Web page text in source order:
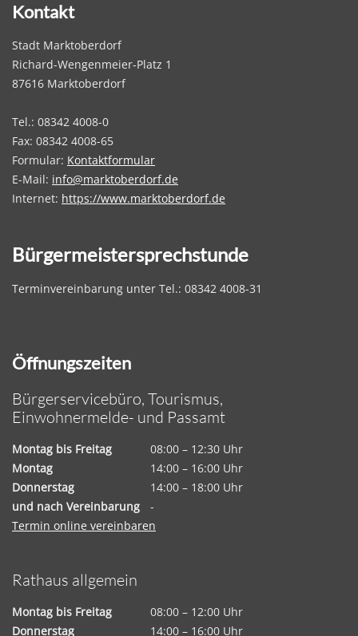
Kontakt
Stadt Marktoberdorf
Richard-Wengenmeier-Platz 1
87616 Marktoberdorf
Tel.: 08342 4008-0
Fax: 08342 4008-65
Formular: Kontaktformular
E-Mail: info@marktoberdorf.de
Internet: https://www.marktoberdorf.de
Bürgermeistersprechstunde
Terminvereinbarung unter Tel.: 08342 4008-31
Öffnungszeiten
Bürgerservicebüro, Tourismus,
Einwohnermelde- und Passamt
Montag bis Freitag
08:00 – 12:30 Uhr
Montag
14:00 – 16:00 Uhr
Donnerstag
14:00 – 18:00 Uhr
und nach Vereinbarung
-
Termin online vereinbaren
Rathaus allgemein
Montag bis Freitag
08:00 – 12:00 Uhr
Donnerstag
14:00 – 16:00 Uhr